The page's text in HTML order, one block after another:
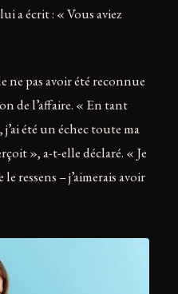
a écrit : « Vous aviez
ne pas avoir été reconnue
de l’affaire. « En tant
été un échec toute ma
», a-t-elle déclaré. « Je
ressens – j’aimerais avoir